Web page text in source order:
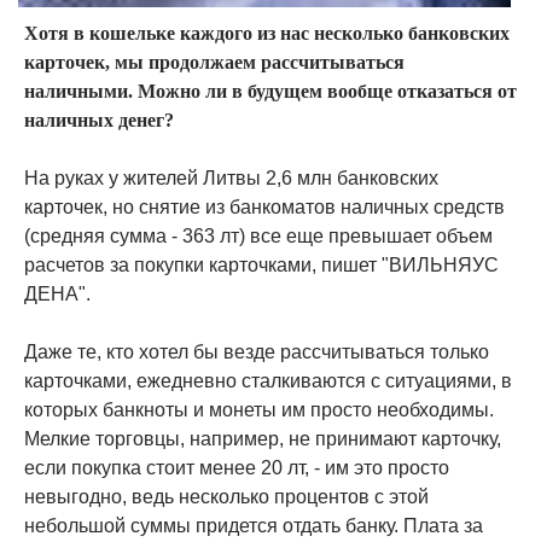
Хотя в кошельке каждого из нас несколько банковских
карточек, мы продолжаем рассчитываться
наличными. Можно ли в будущем вообще отказаться от
наличных денег?
На руках у жителей Литвы 2,6 млн банковских
карточек, но снятие из банкоматов наличных средств
(средняя сумма - 363 лт) все еще превышает объем
расчетов за покупки карточками, пишет "ВИЛЬНЯУС
ДЕНА".
Даже те, кто хотел бы везде рассчитываться только
карточками, ежедневно сталкиваются с ситуациями, в
которых банкноты и монеты им просто необходимы.
Мелкие торговцы, например, не принимают карточку,
если покупка стоит менее 20 лт, - им это просто
невыгодно, ведь несколько процентов с этой
небольшой суммы придется отдать банку. Плата за